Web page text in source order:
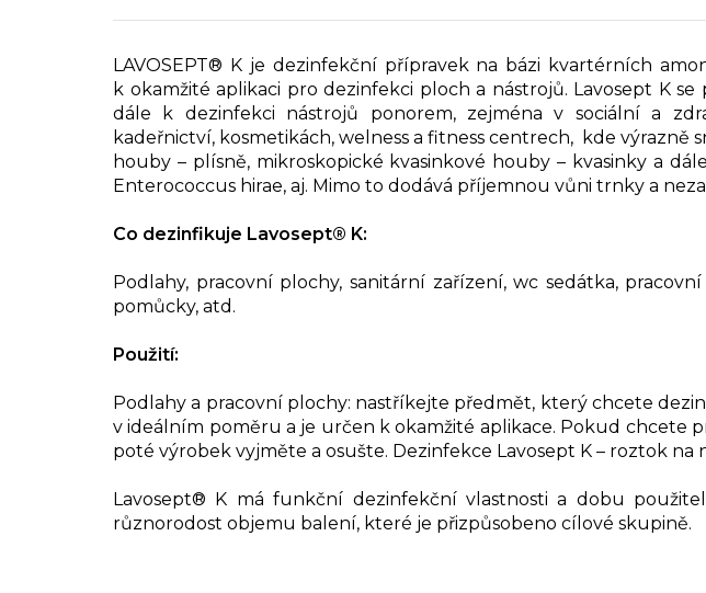
LAVOSEPT® K je dezinfekční přípravek na bázi kvartérních
k okamžité aplikaci pro dezinfekci ploch a nástrojů. Lavosept K
dále k dezinfekci nástrojů ponorem, zejména v sociální a
kadeřnictví, kosmetikách, welness a fitness centrech, kde
houby – plísně, mikroskopické kvasinkové houby – kvasinky a
Enterococcus hirae, aj. Mimo to dodává příjemnou vůni trnky a
Co dezinfikuje Lavosept® K:
Podlahy, pracovní plochy, sanitární zařízení, wc sedátka,
pomůcky, atd.
Použití:
Podlahy a pracovní plochy: nastříkejte předmět, který chcete
v ideálním poměru a je určen k okamžité aplikace. Pokud
poté výrobek vyjměte a osušte. Dezinfekce Lavosept K – roztok
Lavosept® K má funkční dezinfekční vlastnosti a dobu
různorodost objemu balení, které je přizpůsobeno cílové skupině.